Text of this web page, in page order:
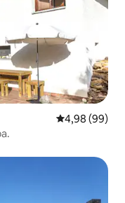
4,98 de
4,98 (99)